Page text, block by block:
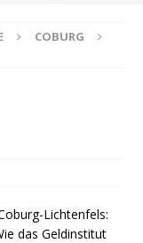
COBURG
Lichtenfels:
das Geldinstitut